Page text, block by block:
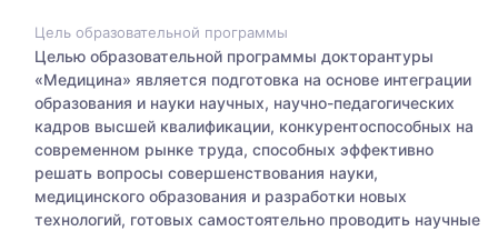
Цель образовательной программы
Целью образовательной программы докторантуры
«Медицина» является подготовка на основе интеграции
образования и науки научных, научно-педагогических
кадров высшей квалификации, конкурентоспособных на
современном рынке труда, способных эффективно
решать вопросы совершенствования науки,
медицинского образования и разработки новых
технологий, готовых самостоятельно проводить научные